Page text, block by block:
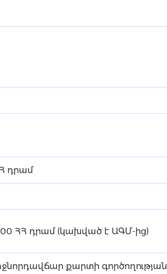
դրամ
ՀՀ դրամ (կախված է ԱԳՄ-ից)
քարտի գործողության